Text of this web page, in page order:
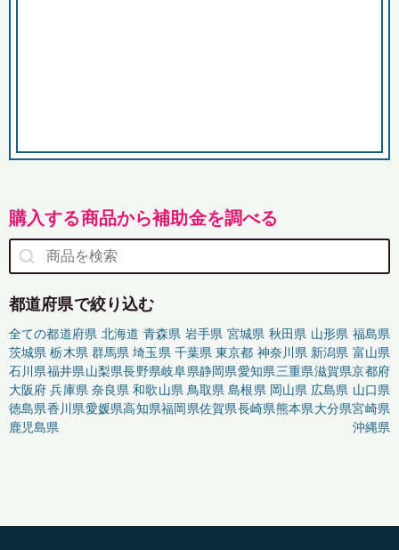
購入する商品から補助金を調べる
都道府県で絞り込む
全ての都道府県 北海道 青森県 岩手県 宮城県 秋田県 山形県 福島県
茨城県 栃木県 群馬県 埼玉県 千葉県 東京都 神奈川県 新潟県 富山県
石川県福井県山梨県長野県岐阜県静岡県愛知県三重県滋賀県京都府
大阪府 兵庫県 奈良県 和歌山県 鳥取県 島根県 岡山県 広島県 山口県
徳島県香川県愛媛県高知県福岡県佐賀県長崎県熊本県大分県宮崎県
鹿児島県
沖縄県